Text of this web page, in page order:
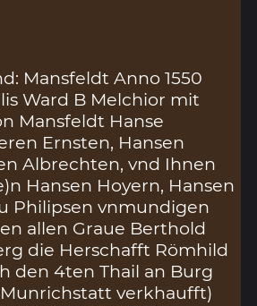
Mansfeldt Anno 1550
Ward B Melchior mit
Mansfeldt Hanse
Ernsten, Hansen
Albrechten, vnd Ihnen
Hansen Hoyern, Hansen
Philipsen vnmundigen
allen Graue Berthold
die Herschafft Römhild
den 4ten Thail an Burg
verkhaufft)